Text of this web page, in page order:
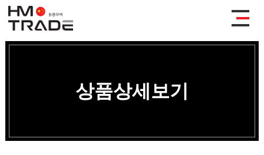
상품상세보기